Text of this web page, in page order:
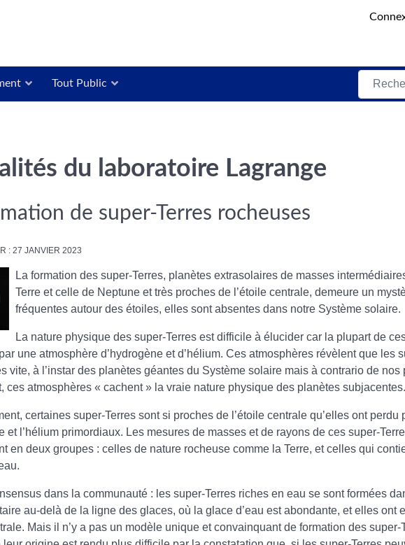
Tout Public
du laboratoire Lagrange
de super-Terres rocheuses
: 27 JANVIER 2023
La formation des super-Terres, planètes extrasolaires de masses
Terre et celle de Neptune et très proches de l’étoile centrale, demeure un
fréquentes autour des étoiles, elles sont absentes dans notre Système solaire.
La nature physique des super-Terres est difficile à élucider car la plupart de
une atmosphère d’hydrogène et d’hélium. Ces atmosphères révèlent que les
vite, à l’instar des planètes géantes du Système solaire mais à contrario de nos
ces atmosphères « cachent » la vraie nature physique des planètes subjacentes.
certaines super-Terres sont si proches de l’étoile centrale qu’elles ont perdu
et l’hélium primordiaux. Les mesures de masses et de rayons de ces super-
en deux groupes : celles de nature rocheuse comme la Terre, et celles qui
dans la communauté : les super-Terres riches en eau se sont formées
au-delà de la ligne des glaces, où la glace d’eau est abondante, et elles ont
Mais il n’y a pas un modèle unique et convainquant de formation des